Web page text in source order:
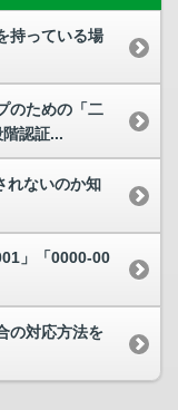
持っている場
のための「二
認証...
れないのか知
」「0000-00
の対応方法を